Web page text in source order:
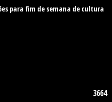
para fim de semana de cultura
3664